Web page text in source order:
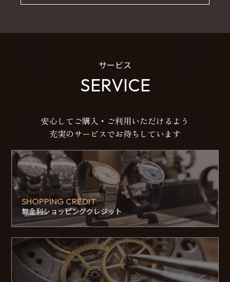
サービス
SERVICE
安心してご購入・ご利用いただけるよう
充実のサービスでお待ちしています
SHOPPING CREDIT
無金利ショッピングクレジット